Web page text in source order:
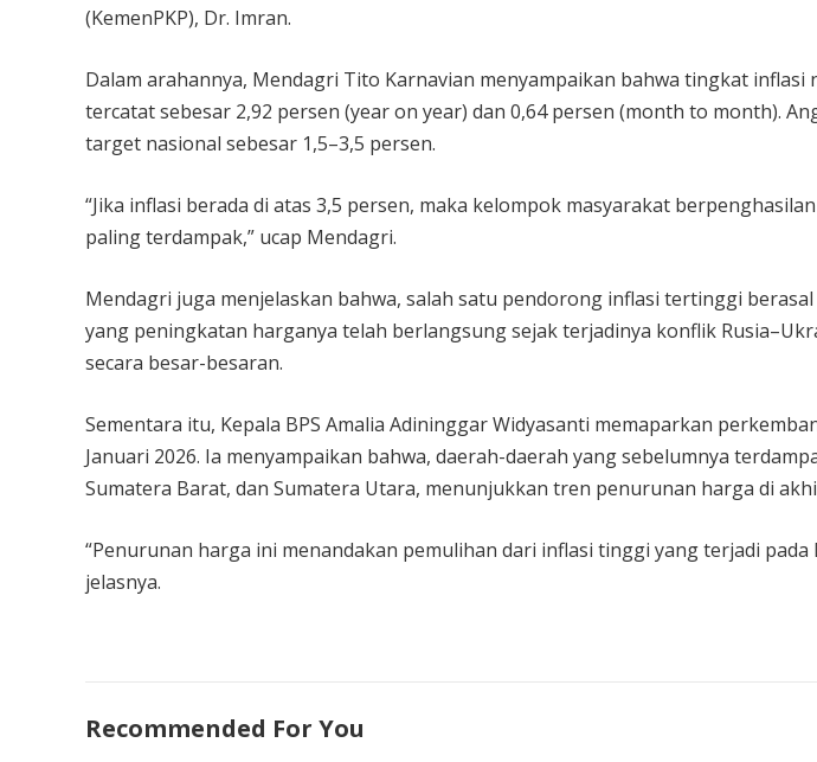
(KemenPKP), Dr. Imran.
Dalam arahannya, Mendagri Tito Karnavian menyampaikan bahwa tingkat inflasi
tercatat sebesar 2,92 persen (year on year) dan 0,64 persen (month to month).
target nasional sebesar 1,5–3,5 persen.
“Jika inflasi berada di atas 3,5 persen, maka kelompok masyarakat
paling terdampak,” ucap Mendagri.
Mendagri juga menjelaskan bahwa, salah satu pendorong inflasi tertinggi
yang peningkatan harganya telah berlangsung sejak terjadinya konflik
secara besar-besaran.
Sementara itu, Kepala BPS Amalia Adininggar Widyasanti memaparkan
Januari 2026. Ia menyampaikan bahwa, daerah-daerah yang sebelumnya
Sumatera Barat, dan Sumatera Utara, menunjukkan tren penurunan harga di
“Penurunan harga ini menandakan pemulihan dari inflasi tinggi yang terjadi pada
jelasnya.
Recommended For You